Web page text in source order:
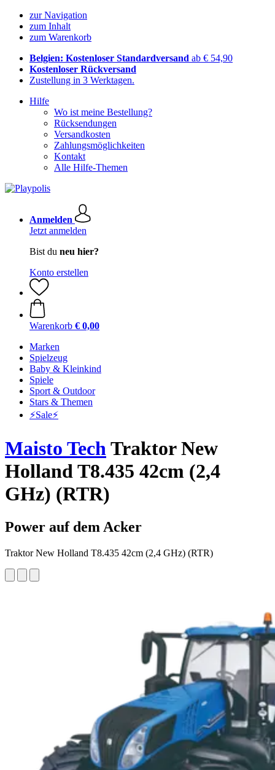
zur Navigation
zum Inhalt
zum Warenkorb
Belgien: Kostenloser Standardversand ab € 54,90
Kostenloser Rückversand
Zustellung in 3 Werktagen.
Hilfe
Wo ist meine Bestellung?
Rücksendungen
Versandkosten
Zahlungsmöglichkeiten
Kontakt
Alle Hilfe-Themen
Anmelden
Jetzt anmelden
Bist du neu hier?
Konto erstellen
Warenkorb € 0,00
Marken
Spielzeug
Baby & Kleinkind
Spiele
Sport & Outdoor
Stars & Themen
⚡️Sale⚡️
Maisto TechTraktor New
Holland T8.435 42cm (2,4
GHz) (RTR)
Power auf dem Acker
Traktor New Holland T8.435 42cm (2,4 GHz) (RTR)